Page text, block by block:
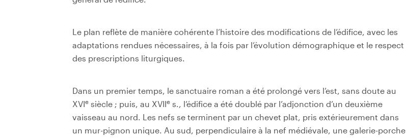
Le plan reflète de manière cohérente l’histoire des modifications de l’édifice, avec les
adaptations rendues nécessaires, à la fois par l’évolution démographique et le respect
des prescriptions liturgiques.
Dans un premier temps, le sanctuaire roman a été prolongé vers l’est, sans doute au
XVIe siècle ; puis, au XVIIe s., l’édifice a été doublé par l’adjonction d’un deuxième
vaisseau au nord. Les nefs se terminent par un chevet plat, pris extérieurement dans
un mur-pignon unique. Au sud, perpendiculaire à la nef médiévale, une galerie-porche